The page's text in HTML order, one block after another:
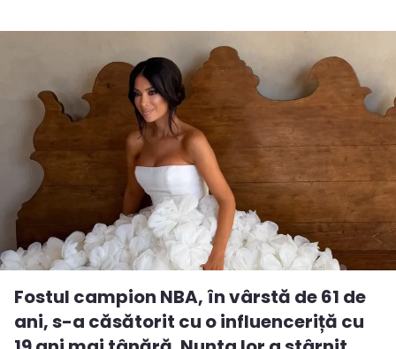
Fostul campion NBA, în vârstă de 61 de
ani, s-a căsătorit cu o influenceriță cu